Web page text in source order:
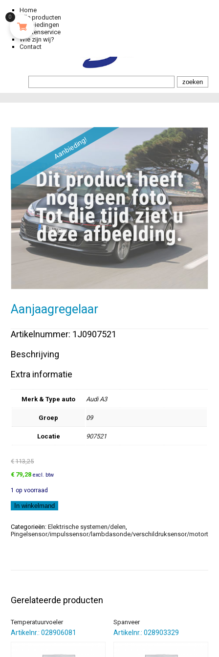
Home
Alle producten
Aanbiedingen
Klantenservice
Wie zijn wij?
Contact
Aanbieding!
Aanjaagregelaar
Artikelnummer: 1J0907521
Beschrijving
Extra informatie
Merk & Type auto Audi A3
Groep 09
Locatie 907521
€113,25
Oorspronkelijke
was:
€113,25.
€ 79,28Huidige
is:
€79,28.
excl. btw
1 op voorraad
Aanjaagregelaar
aantal
In winkelmand
Categorieën:Elektrische systemen/delen,
Pingelsensor/impulssensor/lambdasonde/verschildruksensor/
Gerelateerde producten
Temperatuurvoeler
Artikelnr.: 028906081
Spanveer
Artikelnr.: 028903329
0